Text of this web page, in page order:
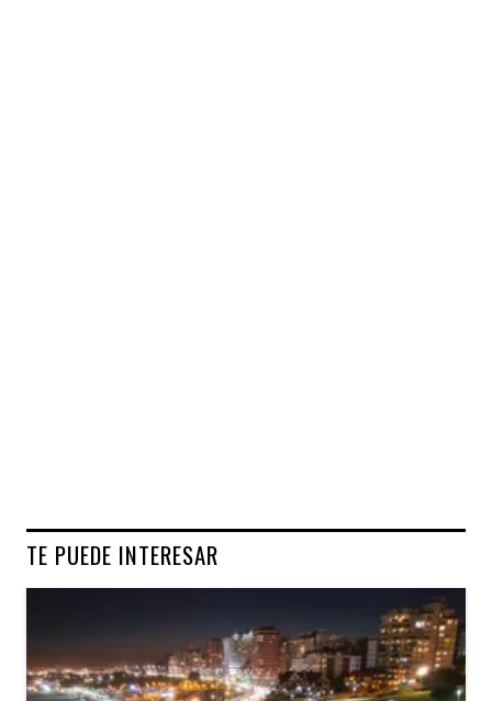
TE PUEDE INTERESAR